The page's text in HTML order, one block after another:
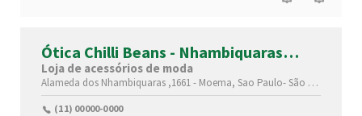
Ótica Chilli Beans - Nhambiquaras
(Moema)
Loja de acessórios de moda
Alameda dos Nhambiquaras ,1661 - Moema, Sao Paulo-São Paulo(SP)
(11) 00000-0000